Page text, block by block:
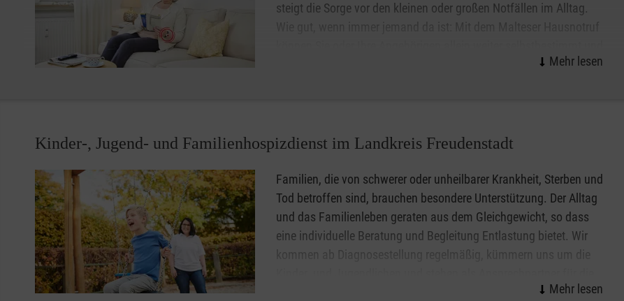
steigt die Sorge vor den kleinen oder großen Notfällen im Alltag.
unbeschwert zu Hause in Freudenstadt leben. Das kleine, handliche
Lassen Sie sich unter 0800 9966001 gebührenfrei beraten und erhalten weitere Informationen zum Malteser
Hausnotruf in Freudenstadt.
Kinder-, Jugend- und Familienhospizdienst im Landkreis Freudenstadt
Familien, die von schwerer oder unheilbarer Krankheit, Sterben und
Tod betroffen sind, brauchen besondere Unterstützung. Der Alltag
und das Familienleben geraten aus dem Gleichgewicht, so dass
eine individuelle Beratung und Begleitung Entlastung bietet. Wir
kommen ab Diagnosestellung regelmäßig, kümmern uns um die